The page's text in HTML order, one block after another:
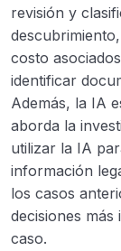
revisión y
costo
identificar
Además, la IA
aborda la
utilizar la IA
información
los casos
decisiones
caso.